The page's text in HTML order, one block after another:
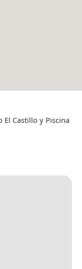
El Castillo y Piscina